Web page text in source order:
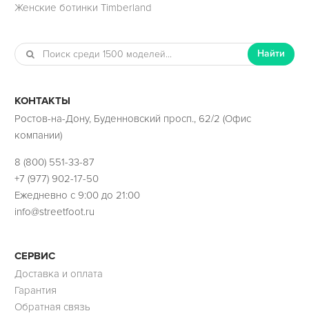
Женские ботинки Timberland
Найти
КОНТАКТЫ
Ростов-на-Дону, Буденновский просп., 62/2 (Офис
компании)
8 (800) 551-33-87
+7 (977) 902-17-50
Ежедневно с 9:00 до 21:00
info@streetfoot.ru
СЕРВИС
Доставка и оплата
Гарантия
Обратная связь